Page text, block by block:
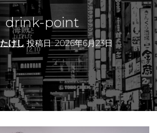
を
り
替
え
drink-point
たけし 投稿日:2026年6月23日